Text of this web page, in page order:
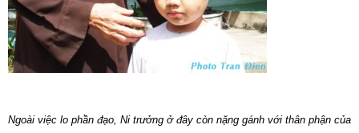
Ngoài việc lo phần đạo, Ni trưởng ở đây còn nặng gánh với thân phận của